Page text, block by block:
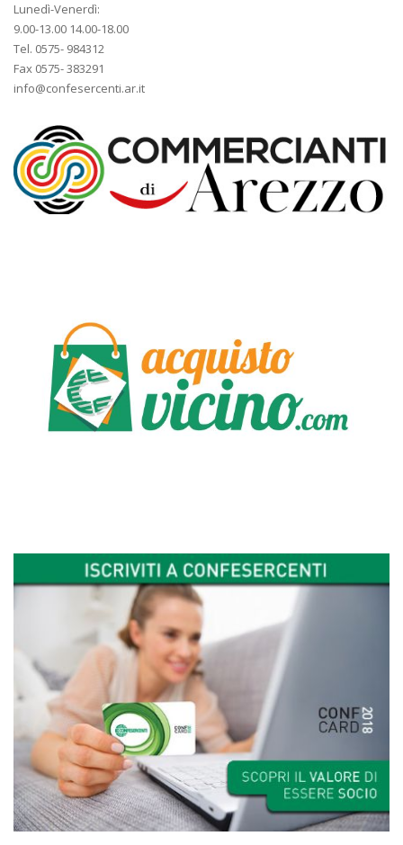
Lunedì-Venerdì:
9.00-13.00 14.00-18.00
Tel. 0575- 984312
Fax 0575- 383291
info@confesercenti.ar.it